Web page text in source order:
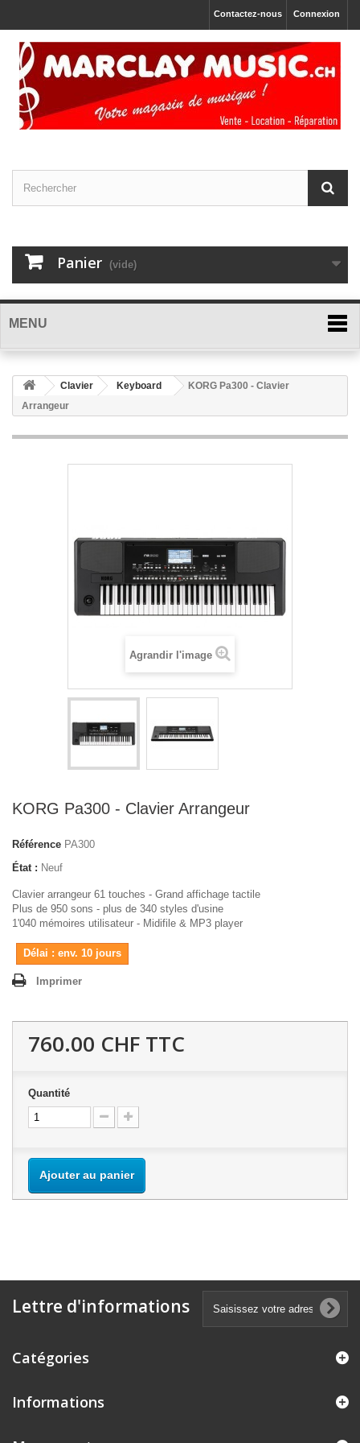
Connexion
Contactez-nous
Panier (vide)
MENU
Clavier Keyboard
KORG Pa300 - Clavier
Arrangeur
Agrandir l'image
KORG Pa300 - Clavier Arrangeur
Référence PA300
État : Neuf
Clavier arrangeur 61 touches - Grand affichage tactile
Plus de 950 sons - plus de 340 styles d'usine
1'040 mémoires utilisateur - Midifile & MP3 player
Délai : env. 10 jours
Imprimer
760.00 CHF TTC
Quantité
Ajouter au panier
Lettre d'informations
Catégories
Informations